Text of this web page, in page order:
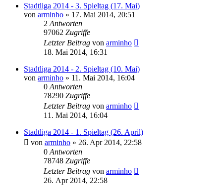
Stadtliga 2014 - 3. Spieltag (17. Mai)
von arminho » 17. Mai 2014, 20:51
2 Antworten
97062 Zugriffe
Letzter Beitrag von arminho
18. Mai 2014, 16:31
Stadtliga 2014 - 2. Spieltag (10. Mai)
von arminho » 11. Mai 2014, 16:04
0 Antworten
78290 Zugriffe
Letzter Beitrag von arminho
11. Mai 2014, 16:04
Stadtliga 2014 - 1. Spieltag (26. April)
von arminho » 26. Apr 2014, 22:58
0 Antworten
78748 Zugriffe
Letzter Beitrag von arminho
26. Apr 2014, 22:58